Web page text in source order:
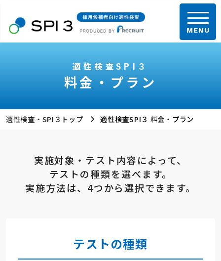
採用候補者向け
適性検査
従業員向け
適性検査
大卒採用で使う
適性検査SPI３
料金・プラン
適性検査・SPI３トップ 適性検査SPI３ 料金・プラン
実施対象・テスト内容によって、
テストの種類を選べます。
実施方法は、4つから選択できます。
テストの種類